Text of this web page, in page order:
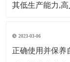
其低生产能力,
第一个因素：生
大,来源稳定,
2023-03-06
正确使用并保养